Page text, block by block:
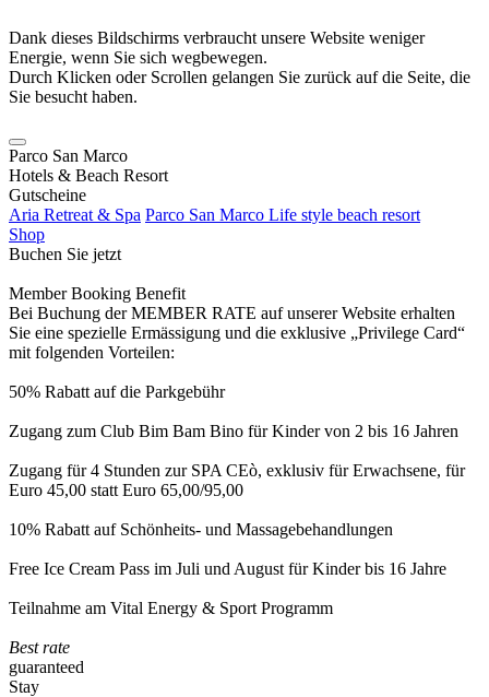
Dank dieses Bildschirms verbraucht unsere Website weniger
Energie, wenn Sie sich wegbewegen.
Durch Klicken oder Scrollen gelangen Sie zurück auf die Seite, die
Sie besucht haben.
Parco San Marco
Hotels & Beach Resort
Gutscheine
Aria Retreat & Spa Parco San Marco Life style beach resort
Shop
Buchen Sie jetzt
Member Booking Benefit
Bei Buchung der MEMBER RATE auf unserer Website erhalten
Sie eine spezielle Ermässigung und die exklusive „Privilege Card“
mit folgenden Vorteilen:
50% Rabatt auf die Parkgebühr
Zugang zum Club Bim Bam Bino für Kinder von 2 bis 16 Jahren
Zugang für 4 Stunden zur SPA CEò, exklusiv für Erwachsene, für
Euro 45,00 statt Euro 65,00/95,00
10% Rabatt auf Schönheits- und Massagebehandlungen
Free Ice Cream Pass im Juli und August für Kinder bis 16 Jahre
Teilnahme am Vital Energy & Sport Programm
Best rate
guaranteed
Stay